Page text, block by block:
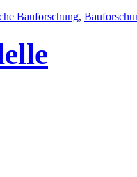
Bauforschung,